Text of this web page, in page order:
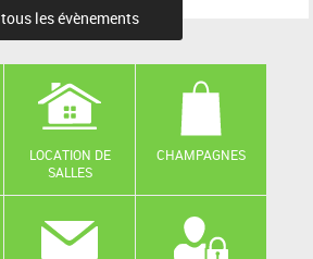
tous les évènements
LOCATION DE
SALLES
CHAMPAGNES